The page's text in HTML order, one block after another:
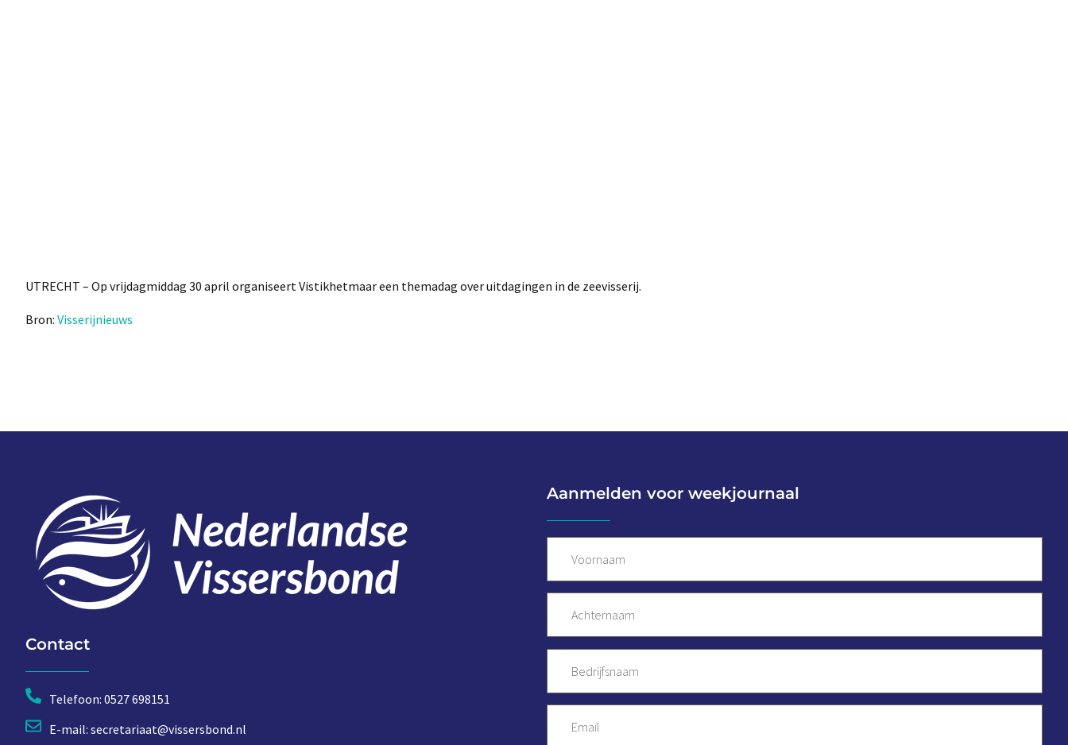
UTRECHT – Op vrijdagmiddag 30 april organiseert Vistikhetmaar een themadag over uitdagingen in de zeevisserij.
Bron: Visserijnieuws
Contact
Telefoon: 0527 698151
E-mail: secretariaat@vissersbond.nl
Aanmelden voor weekjournaal